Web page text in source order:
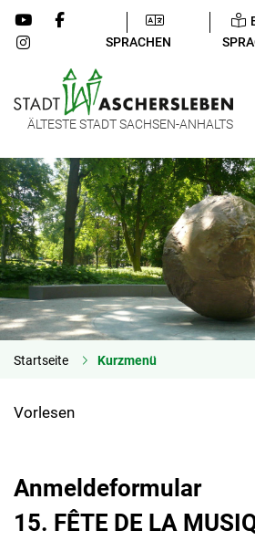
SPRACHEN
ÄLTESTE STADT SACHSEN-ANHALTS
Startseite Kurzmenü
Vorlesen
Anmeldeformular
15. FÊTE DE LA